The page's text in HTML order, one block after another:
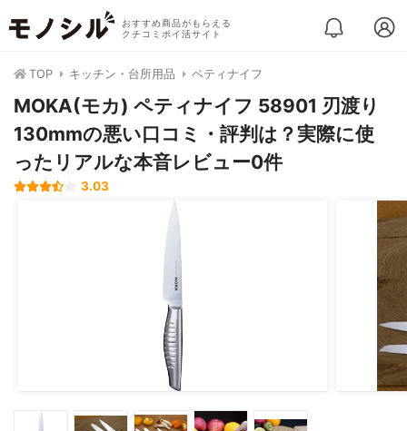
おすすめ商品がもらえる
クチコミポイ活サイト
TOP キッチン・台所用品 ペティナイフ
MOKA(モカ) ペティナイフ 58901 刃渡り
130mmの悪い口コミ・評判は？実際に使
ったリアルな本音レビュー0件
3.03